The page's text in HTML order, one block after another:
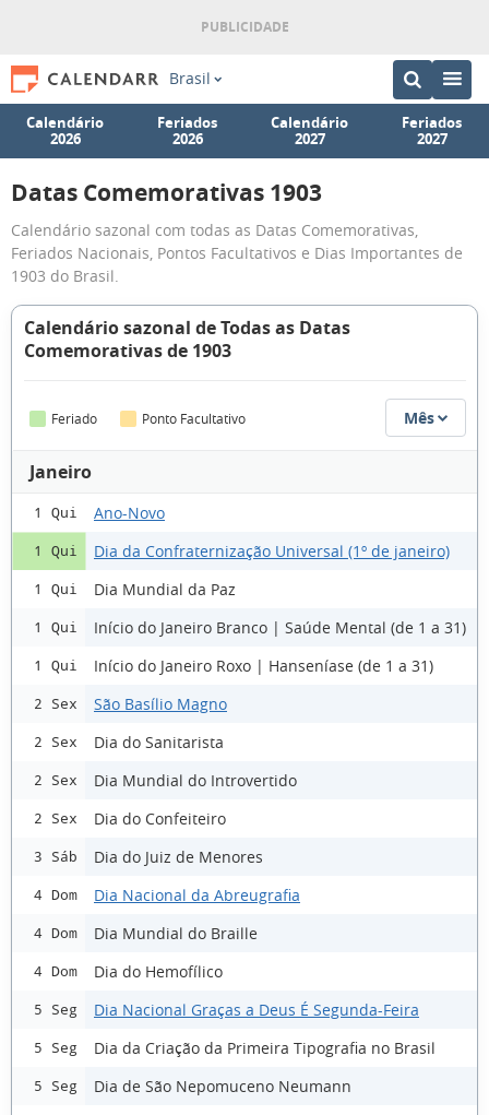
Brasil
Calendário
2026
Feriados
2026
Calendário
2027
Feriados
2027
Datas Comemorativas 1903
Calendário sazonal com todas as Datas Comemorativas,
Feriados Nacionais, Pontos Facultativos e Dias Importantes de
1903 do Brasil.
Calendário sazonal de Todas as Datas
Comemorativas de 1903
Feriado Ponto Facultativo Mês
Janeiro
1 Qui Ano-Novo
1 Qui Dia da Confraternização Universal (1º de janeiro)
1 Qui Dia Mundial da Paz
1 Qui Início do Janeiro Branco | Saúde Mental (de 1 a 31)
1 Qui Início do Janeiro Roxo | Hanseníase (de 1 a 31)
2 Sex São Basílio Magno
2 Sex Dia do Sanitarista
2 Sex Dia Mundial do Introvertido
2 Sex Dia do Confeiteiro
3 Sáb Dia do Juiz de Menores
4 Dom Dia Nacional da Abreugrafia
4 Dom Dia Mundial do Braille
4 Dom Dia do Hemofílico
5 Seg Dia Nacional Graças a Deus É Segunda-Feira
5 Seg Dia da Criação da Primeira Tipografia no Brasil
5 Seg Dia de São Nepomuceno Neumann